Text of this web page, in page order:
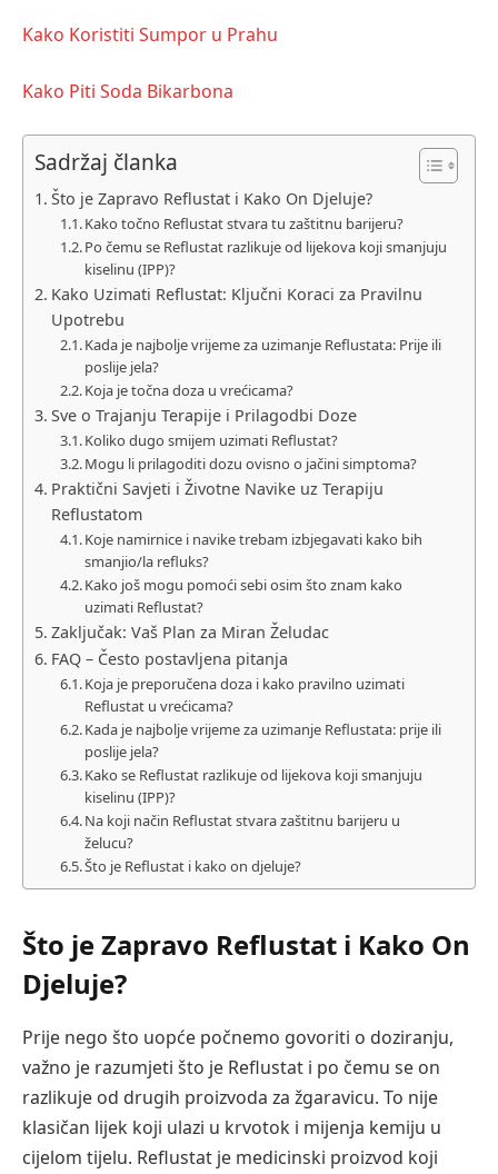
Kako Koristiti Sumpor u Prahu
Kako Piti Soda Bikarbona
Sadržaj članka
Što je Zapravo Reflustat i Kako On Djeluje?
Kako točno Reflustat stvara tu zaštitnu barijeru?
Po čemu se Reflustat razlikuje od lijekova koji smanjuju
kiselinu (IPP)?
Kako Uzimati Reflustat: Ključni Koraci za Pravilnu
Upotrebu
Kada je najbolje vrijeme za uzimanje Reflustata: Prije ili
poslije jela?
Koja je točna doza u vrećicama?
Sve o Trajanju Terapije i Prilagodbi Doze
Koliko dugo smijem uzimati Reflustat?
Mogu li prilagoditi dozu ovisno o jačini simptoma?
Praktični Savjeti i Životne Navike uz Terapiju
Reflustatom
Koje namirnice i navike trebam izbjegavati kako bih
smanjio/la refluks?
Kako još mogu pomoći sebi osim što znam kako
uzimati Reflustat?
Zaključak: Vaš Plan za Miran Želudac
FAQ – Često postavljena pitanja
Koja je preporučena doza i kako pravilno uzimati
Reflustat u vrećicama?
Kada je najbolje vrijeme za uzimanje Reflustata: prije ili
poslije jela?
Kako se Reflustat razlikuje od lijekova koji smanjuju
kiselinu (IPP)?
Na koji način Reflustat stvara zaštitnu barijeru u
želucu?
Što je Reflustat i kako on djeluje?
Što je Zapravo Reflustat i Kako On
Djeluje?
Prije nego što uopće počnemo govoriti o doziranju,
važno je razumjeti što je Reflustat i po čemu se on
razlikuje od drugih proizvoda za žgaravicu. To nije
klasičan lijek koji ulazi u krvotok i mijenja kemiju u
cijelom tijelu. Reflustat je medicinski proizvod koji